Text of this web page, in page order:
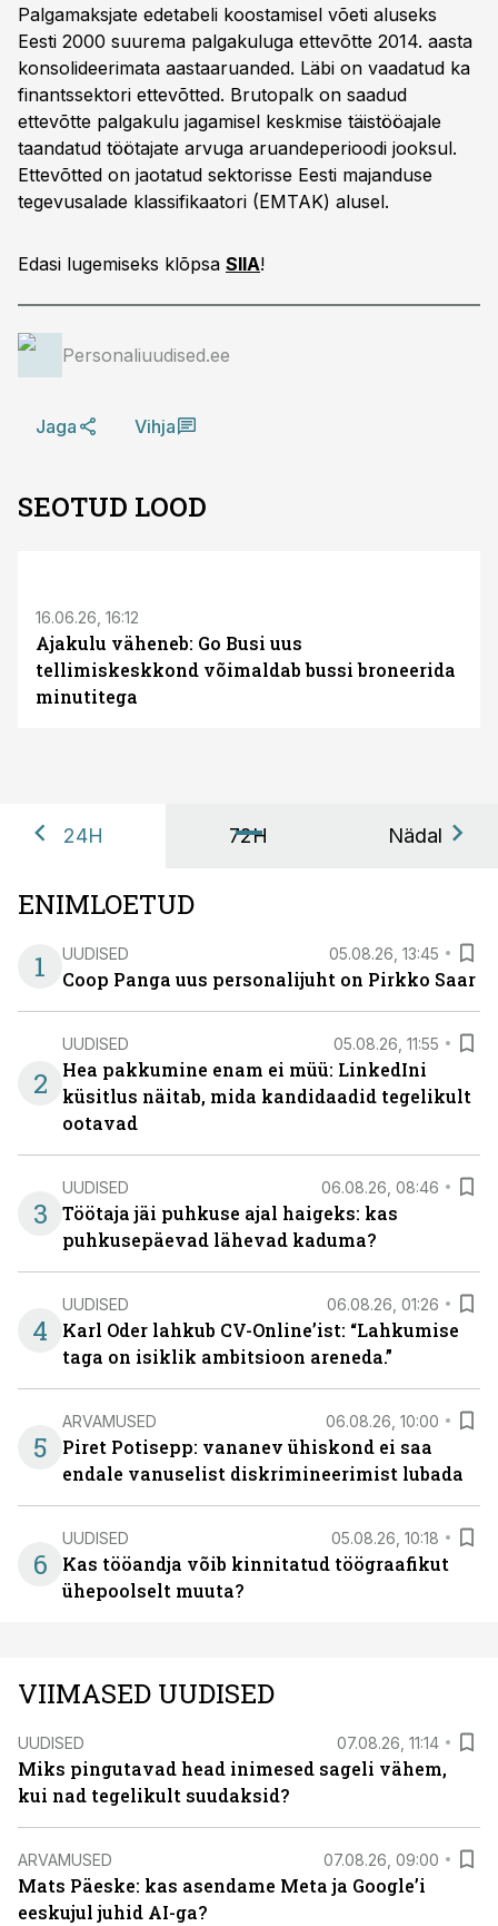
Palgamaksjate edetabeli koostamisel võeti aluseks
Eesti 2000 suurema palga­kuluga ettevõtte 2014. aasta
konsolideerimata aastaaruanded. Läbi on vaadatud ka
finantssektori ettevõtted. Brutopalk on saadud
ettevõtte palgakulu jagamisel keskmise täistööajale
taandatud töötajate arvuga aruandeperioodi jooksul.
Ettevõtted on jaotatud sektorisse Eesti majanduse
tegevusalade klassifikaatori (EMTAK) alusel.
Edasi lugemiseks klõpsa SIIA!
Personaliuudised.ee
Jaga Vihja
SEOTUD LOOD
16.06.26, 16:12
Ajakulu väheneb: Go Busi uus
tellimiskeskkond võimaldab bussi broneerida
minutitega
24H 72H Nädal
ENIMLOETUD
1
UUDISED 05.08.26, 13:45
Coop Panga uus personalijuht on Pirkko Saar
2
UUDISED 05.08.26, 11:55
Hea pakkumine enam ei müü: LinkedIni
küsitlus näitab, mida kandidaadid tegelikult
ootavad
3
UUDISED 06.08.26, 08:46
Töötaja jäi puhkuse ajal haigeks: kas
puhkusepäevad lähevad kaduma?
4
UUDISED 06.08.26, 01:26
Karl Oder lahkub CV-Online’ist: “Lahkumise
taga on isiklik ambitsioon areneda.”
5
ARVAMUSED 06.08.26, 10:00
Piret Potisepp: vananev ühiskond ei saa
endale vanuselist diskrimineerimist lubada
6
UUDISED 05.08.26, 10:18
Kas tööandja võib kinnitatud töögraafikut
ühepoolselt muuta?
VIIMASED UUDISED
UUDISED 07.08.26, 11:14
Miks pingutavad head inimesed sageli vähem,
kui nad tegelikult suudaksid?
ARVAMUSED 07.08.26, 09:00
Mats Päeske: kas asendame Meta ja Google’i
eeskujul juhid AI-ga?